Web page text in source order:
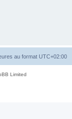
au format UTC+02:00
Limited